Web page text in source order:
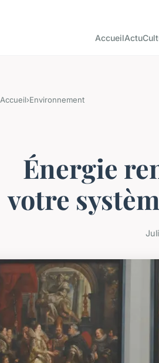
AccueilActu
Accueil›Environnement
Énergie
votre